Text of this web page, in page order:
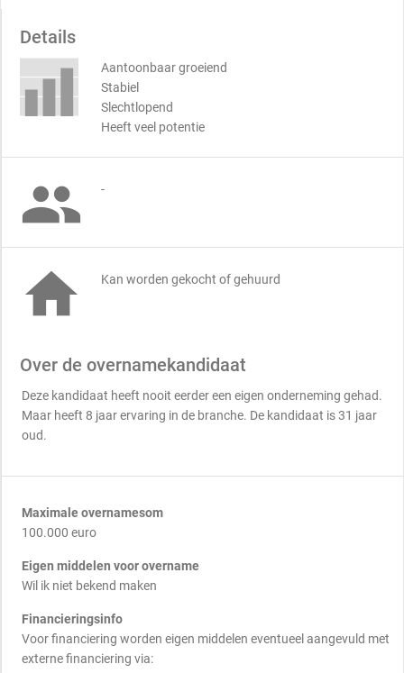
Details
Aantoonbaar groeiend
Stabiel
Slechtlopend
Heeft veel potentie
 -
 Kan worden gekocht of gehuurd
Over de overnamekandidaat
Deze kandidaat heeft nooit eerder een eigen onderneming gehad.
Maar heeft 8 jaar ervaring in de branche. De kandidaat is 31 jaar
oud.
Maximale overnamesom
100.000 euro
Eigen middelen voor overname
Wil ik niet bekend maken
Financieringsinfo
Voor financiering worden eigen middelen eventueel aangevuld met
externe financiering via: